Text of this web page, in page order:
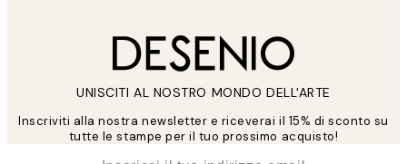
UNISCITI AL NOSTRO MONDO DELL'ARTE
Inscriviti alla nostra newsletter e riceverai il 15% di sconto su
tutte le stampe per il tuo prossimo acquisto!